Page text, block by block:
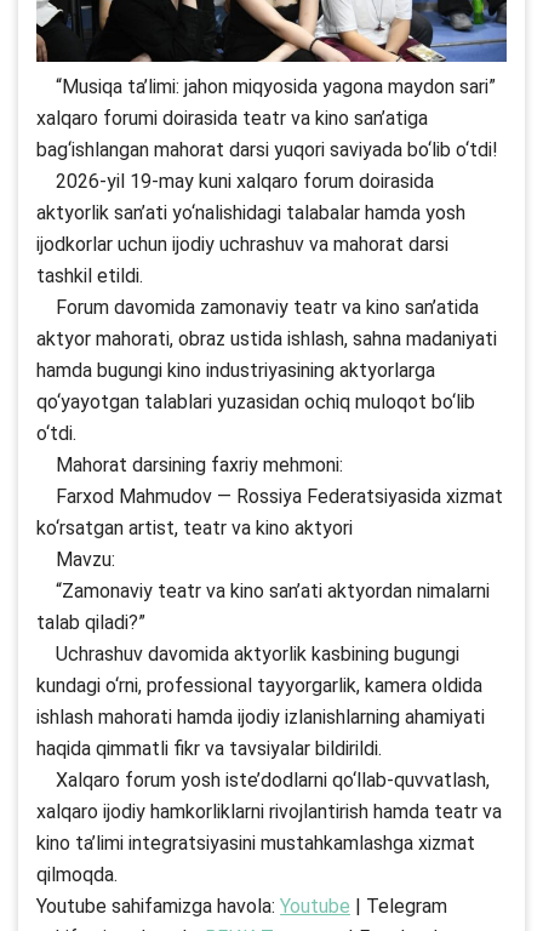
“Musiqa ta’limi: jahon miqyosida yagona maydon sari”
xalqaro forumi doirasida teatr va kino san’atiga
bag‘ishlangan mahorat darsi yuqori saviyada bo‘lib o‘tdi!
2026-yil 19-may kuni xalqaro forum doirasida
aktyorlik san’ati yo‘nalishidagi talabalar hamda yosh
ijodkorlar uchun ijodiy uchrashuv va mahorat darsi
tashkil etildi.
Forum davomida zamonaviy teatr va kino san’atida
aktyor mahorati, obraz ustida ishlash, sahna madaniyati
hamda bugungi kino industriyasining aktyorlarga
qo‘yayotgan talablari yuzasidan ochiq muloqot bo‘lib
o‘tdi.
Mahorat darsining faxriy mehmoni:
Farxod Mahmudov — Rossiya Federatsiyasida xizmat
ko‘rsatgan artist, teatr va kino aktyori
Mavzu:
“Zamonaviy teatr va kino san’ati aktyordan nimalarni
talab qiladi?”
Uchrashuv davomida aktyorlik kasbining bugungi
kundagi o‘rni, professional tayyorgarlik, kamera oldida
ishlash mahorati hamda ijodiy izlanishlarning ahamiyati
haqida qimmatli fikr va tavsiyalar bildirildi.
Xalqaro forum yosh iste’dodlarni qo‘llab-quvvatlash,
xalqaro ijodiy hamkorliklarni rivojlantirish hamda teatr va
kino ta’limi integratsiyasini mustahkamlashga xizmat
qilmoqda.
Youtube sahifamizga havola: Youtube | Telegram